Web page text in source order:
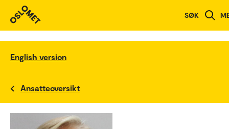
SØK
English version
Ansatteoversikt